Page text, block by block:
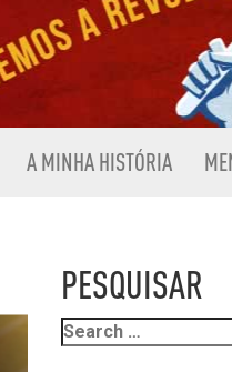
A MINHA HISTÓRIA
PESQUISAR